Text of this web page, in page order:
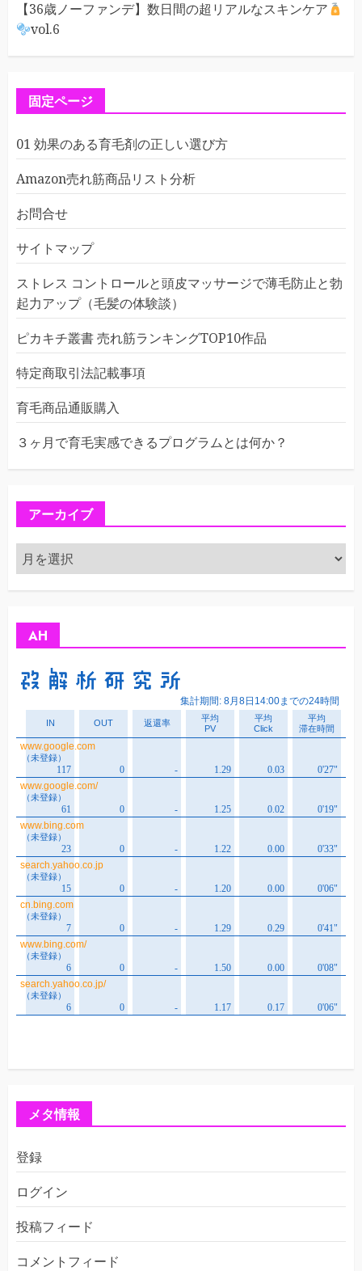
【36歳ノーファンデ】数日間の超リアルなスキンケア
vol.6
固定ページ
01 効果のある育毛剤の正しい選び方
Amazon売れ筋商品リスト分析
お問合せ
サイトマップ
ストレス コントロールと頭皮マッサージで薄毛防止と勃
起力アップ（毛髪の体験談）
ピカキチ叢書 売れ筋ランキングTOP10作品
特定商取引法記載事項
育毛商品通販購入
３ヶ月で育毛実感できるプログラムとは何か？
アーカイブ
ア
ー
カ
AH
メタ情報
登録
ログイン
投稿フィード
コメントフィード